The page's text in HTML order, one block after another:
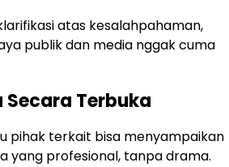
atas kesalahpahaman,
publik dan media nggak cuma
Terbuka
pihak terkait bisa menyampaikan
yang profesional, tanpa drama.